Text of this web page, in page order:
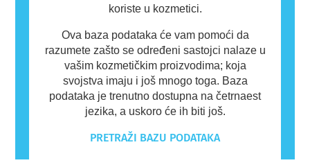
koriste u kozmetici.
Ova baza podataka će vam pomoći da
razumete zašto se određeni sastojci nalaze u
vašim kozmetičkim proizvodima; koja
svojstva imaju i još mnogo toga. Baza
podataka je trenutno dostupna na četrnaest
jezika, a uskoro će ih biti još.
PRETRAŽI BAZU PODATAKA